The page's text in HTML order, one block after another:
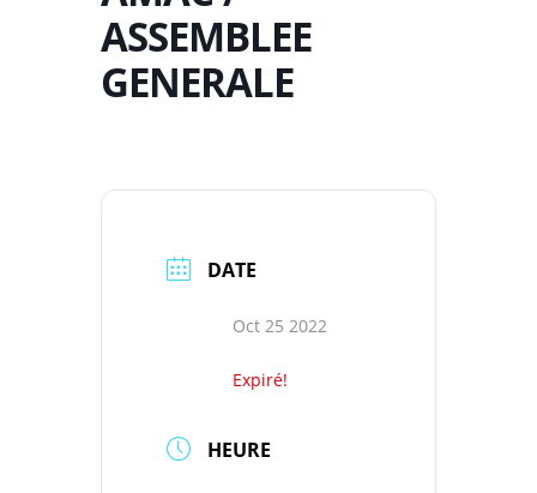
ASSEMBLEE
GENERALE
DATE
Oct 25 2022
Expiré!
HEURE